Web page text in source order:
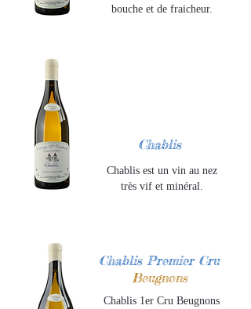
bouche et de fraicheur.
Chablis
Chablis est un vin au nez
très vif et minéral.
Chablis Premier Cru
Beugnons
Chablis 1er Cru Beugnons